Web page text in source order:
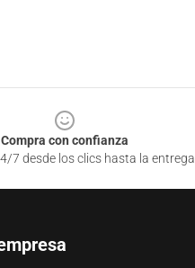
Compra con confianza
7 desde los clics hasta la entrega